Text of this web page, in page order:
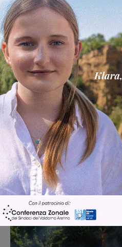
Cronaca 3 Agosto 2026
Scomparso da una
Fiorentino l’uomo che
Levane nel 2020
Articolo precedente
Lavori del Consorzio agli argini del
Cesto, manutenzione in corso anche al
guado. In progettazione la passerella
Ultime Notizie